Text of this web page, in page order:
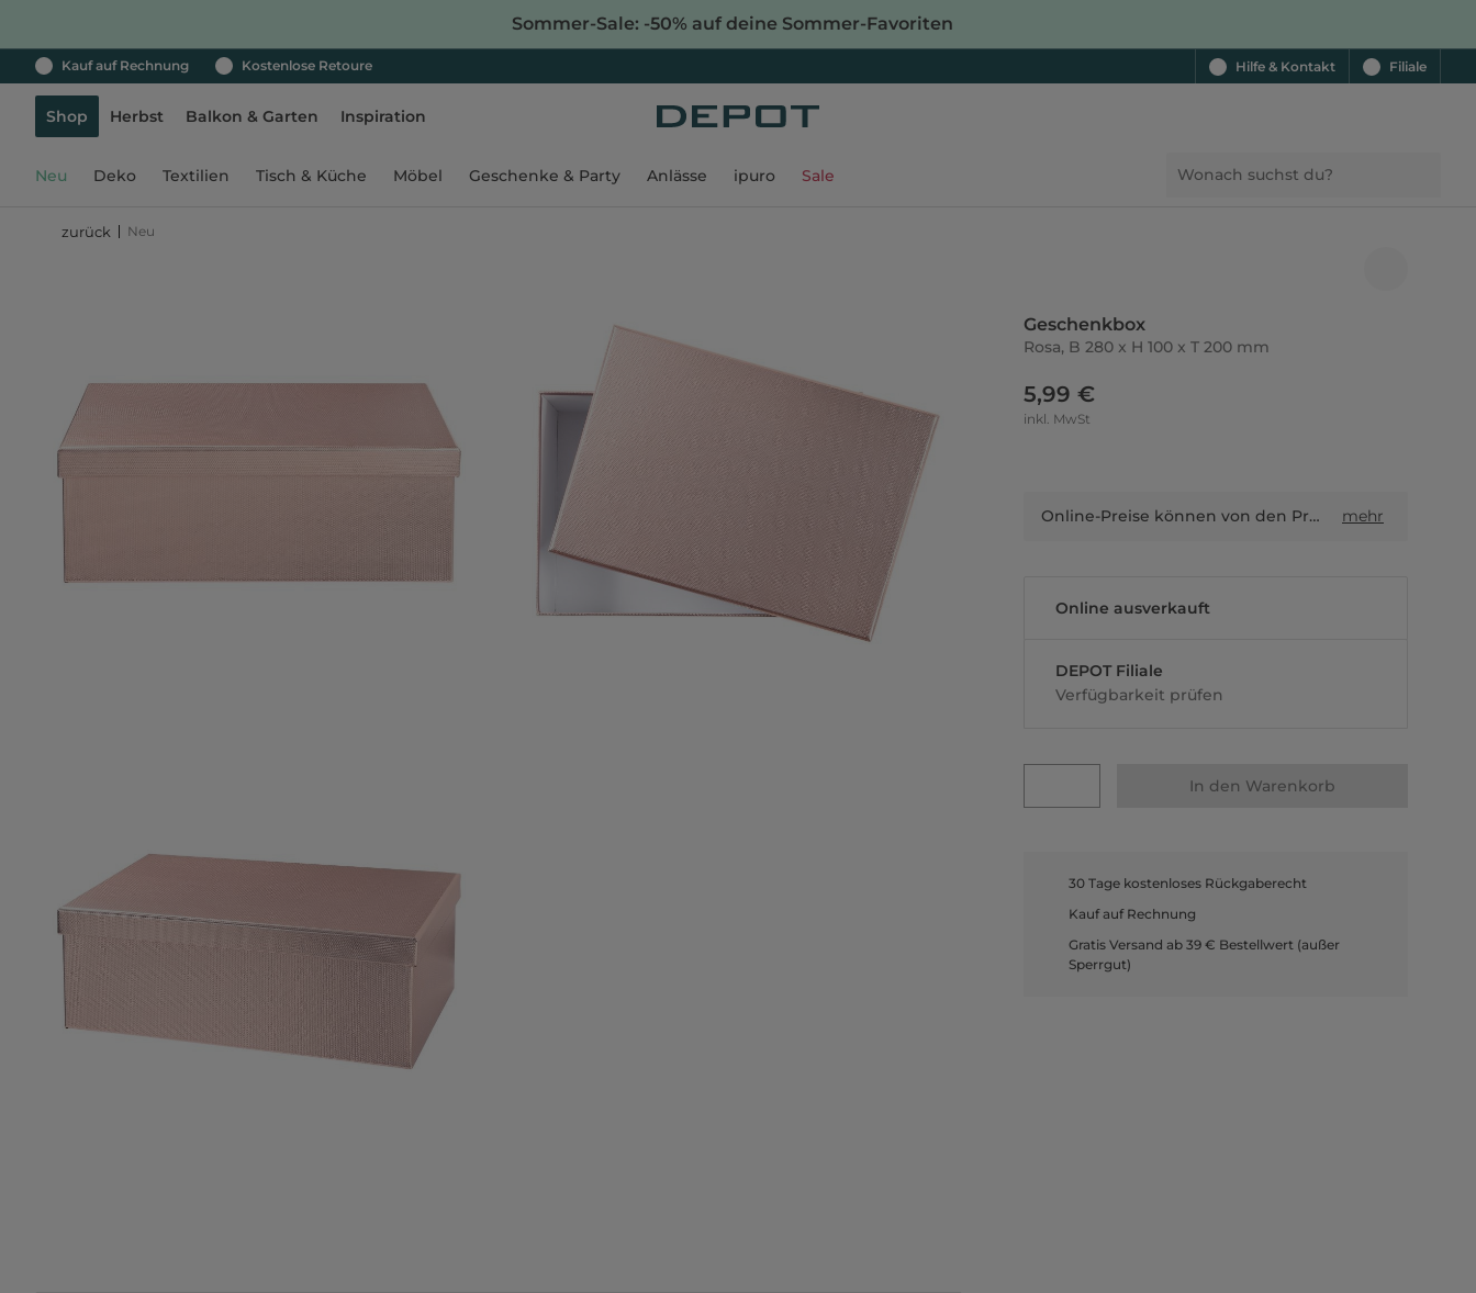
Sommer-Sale: -50% auf deine Sommer-Favoriten
Kauf auf Rechnung Kostenlose Retoure Hilfe & Kontakt Filiale
Shop Herbst Balkon & Garten Inspiration
Neu Deko Textilien Tisch & Küche Möbel Geschenke & Party Anlässe ipuro Sale
zurück Neu
Geschenkbox
Rosa, B 280 x H 100 x T 200 mm
5,99 €
inkl. MwSt
Online-Preise können von den Preisen in Filialen sowie Shop-in-Shop-Flächen abweichen. mehr
Online ausverkauft
DEPOT Filiale
Verfügbarkeit prüfen
In den Warenkorb
30 Tage kostenloses Rückgaberecht
Kauf auf Rechnung
Gratis Versand ab 39 € Bestellwert (außer
Sperrgut)